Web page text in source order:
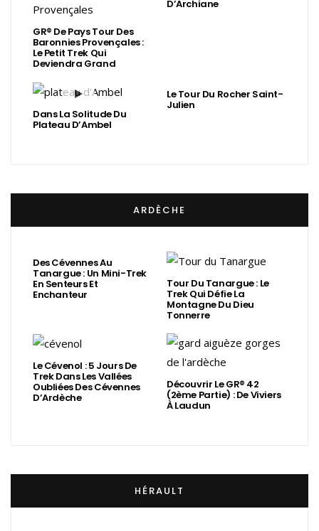
GR® De Pays Tour Des
Baronnies Provençales :
Le Petit Trek Qui
Deviendra Grand
D’Archiane
Dans La Solitude Du
Plateau D’Ambel
Le Tour Du Rocher Saint-
Julien
ARDÈCHE
Des Cévennes Au
Tanargue : Un Mini-Trek
En Senteurs Et
Enchanteur
Tour Du Tanargue : Le
Trek Qui Défie La
Montagne Du Dieu
Tonnerre
Le Cévenol : 5 Jours De
Trek Dans Les Vallées
Oubliées Des Cévennes
D’Ardèche
Découvrir Le GR® 42
(2ème Partie) : De Viviers
À Laudun
HÉRAULT